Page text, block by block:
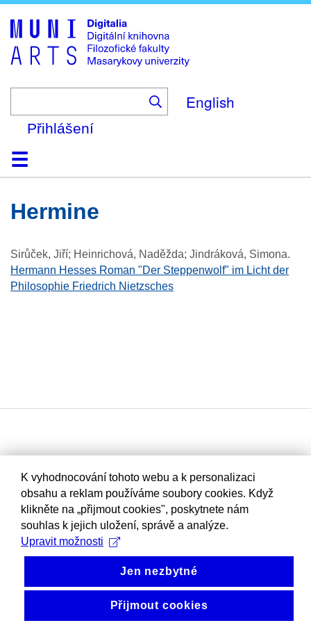
to
main
content
English
Přihlášení
DomůKolekce
Prohlížení
Vyhledávání
O platformě
Nápověda
KontaktDigitalia
Hermine
Sirůček, Jiří; Heinrichová, Naděžda; Jindráková, Simona.
Hermann Hesses Roman "Der Steppenwolf" im Licht der
Philosophie Friedrich Nietzsches
K vyhodnocování tohoto webu a k personalizaci
obsahu a reklam používáme soubory cookies. Když
klikněte na „přijmout cookies", poskytnete nám
souhlas k jejich uložení, správě a analýze.
Upravit možnosti
Jen nezbytné
Přijmout cookies